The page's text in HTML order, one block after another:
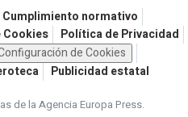
Cumplimiento normativo
Cookies
Política de Privacidad
de Cookies
Publicidad estatal
de la Agencia Europa Press.